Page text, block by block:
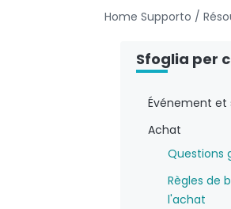
Home Supporto /
Sfoglia per
Événement et
Achat
Questions
Règles de
l'achat